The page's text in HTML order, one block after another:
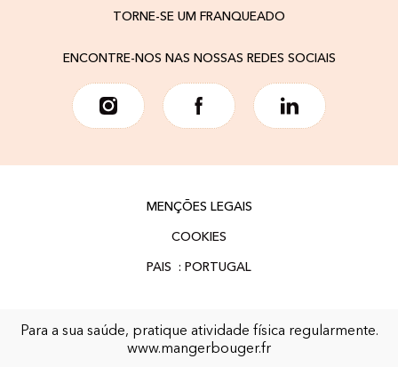
TORNE-SE UM FRANQUEADO
ENCONTRE-NOS NAS NOSSAS REDES SOCIAIS
MENÇÕES LEGAIS
COOKIES
Para a sua saúde, pratique atividade física regularmente.
www.mangerbouger.fr